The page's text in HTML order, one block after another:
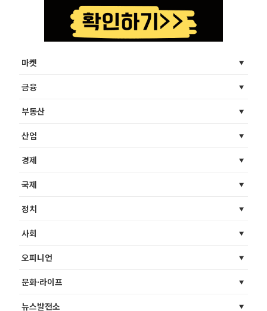
마켓
금융
부동산
산업
경제
국제
정치
사회
오피니언
문화·라이프
뉴스발전소